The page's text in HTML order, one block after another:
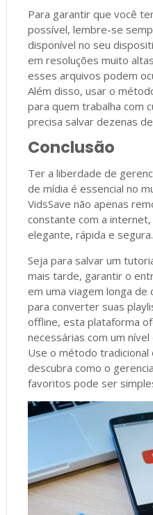
Para garantir que você
possível, lembre-se
disponível no seu
em resoluções muito
esses arquivos podem
Além disso, usar o
para quem trabalha com
precisa salvar dezenas
Conclusão
Ter a liberdade de
de mídia é essencial no
VidsSave não apenas
constante com a
elegante, rápida e segura.
Seja para salvar um
mais tarde, garantir o
em uma viagem longa
para converter suas
offline, esta plataforma
necessárias com um
Use o método
descubra como o
favoritos pode ser